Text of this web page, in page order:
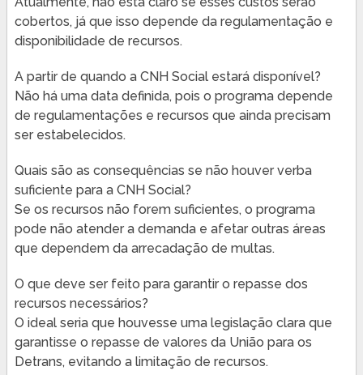
cobertos, já que isso depende da regulamentação e
disponibilidade de recursos.
A partir de quando a CNH Social estará disponível?
Não há uma data definida, pois o programa depende
de regulamentações e recursos que ainda precisam
ser estabelecidos.
Quais são as consequências se não houver verba
suficiente para a CNH Social?
Se os recursos não forem suficientes, o programa
pode não atender a demanda e afetar outras áreas
que dependem da arrecadação de multas.
O que deve ser feito para garantir o repasse dos
recursos necessários?
O ideal seria que houvesse uma legislação clara que
garantisse o repasse de valores da União para os
Detrans, evitando a limitação de recursos.